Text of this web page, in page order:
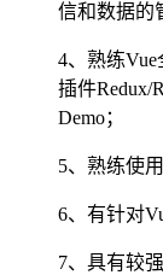
信和数据的
4、熟练Vue
插件Redux/
Demo；
5、熟练使
6、有针对
7、具有较